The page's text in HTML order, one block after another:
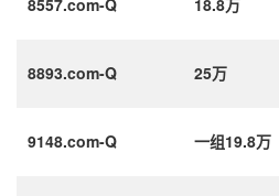
8893.com-Q 25万
9148.com-Q 一组19.8万